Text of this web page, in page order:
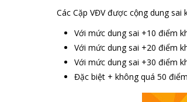
Các Cặp VĐV được cộng dung sai
Với mức dung sai +10 điểm
Với mức dung sai +20 điểm
Với mức dung sai +30 điểm
Đặc biệt + không quá 50